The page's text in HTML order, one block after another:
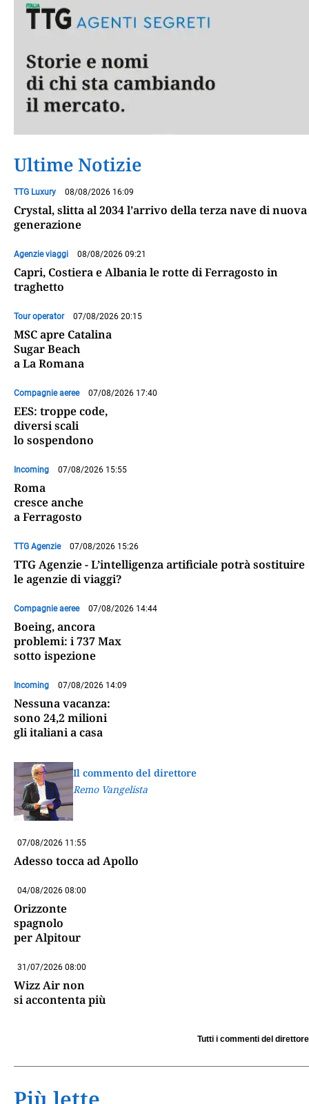
Ultime Notizie
TTG Luxury 08/08/2026 16:09
Crystal, slitta al 2034 l’arrivo della terza nave di nuova
generazione
Agenzie viaggi 08/08/2026 09:21
Capri, Costiera e Albania le rotte di Ferragosto in
traghetto
Tour operator 07/08/2026 20:15
MSC apre Catalina
Sugar Beach
a La Romana
Compagnie aeree 07/08/2026 17:40
EES: troppe code,
diversi scali
lo sospendono
Incoming 07/08/2026 15:55
Roma
cresce anche
a Ferragosto
TTG Agenzie 07/08/2026 15:26
TTG Agenzie - L’intelligenza artificiale potrà sostituire
le agenzie di viaggi?
Compagnie aeree 07/08/2026 14:44
Boeing, ancora
problemi: i 737 Max
sotto ispezione
Incoming 07/08/2026 14:09
Nessuna vacanza:
sono 24,2 milioni
gli italiani a casa
Il commento del direttore
Remo Vangelista
07/08/2026 11:55
Adesso tocca ad Apollo
04/08/2026 08:00
Orizzonte
spagnolo
per Alpitour
31/07/2026 08:00
Wizz Air non
si accontenta più
Tutti i commenti del direttore